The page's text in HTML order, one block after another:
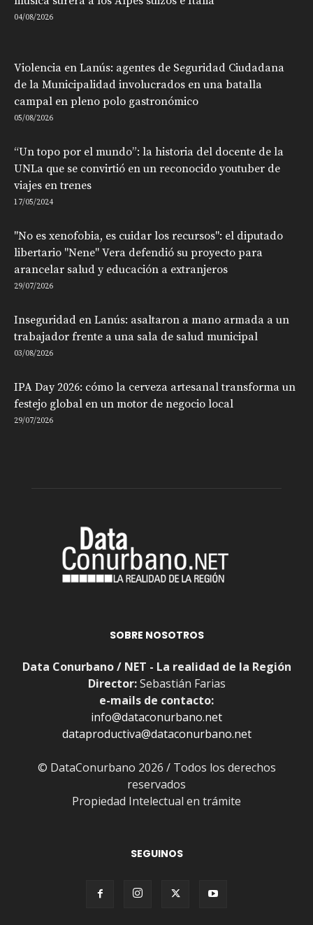
04/08/2026
Violencia en Lanús: agentes de Seguridad Ciudadana
de la Municipalidad involucrados en una batalla
campal en pleno polo gastronómico
05/08/2026
“Un topo por el mundo”: la historia del docente de la
UNLa que se convirtió en un reconocido youtuber de
viajes en trenes
17/05/2024
"No es xenofobia, es cuidar los recursos": el diputado
libertario "Nene" Vera defendió su proyecto para
arancelar salud y educación a extranjeros
29/07/2026
Inseguridad en Lanús: asaltaron a mano armada a un
trabajador frente a una sala de salud municipal
03/08/2026
IPA Day 2026: cómo la cerveza artesanal transforma un
festejo global en un motor de negocio local
29/07/2026
SOBRE NOSOTROS
Data Conurbano / NET - La realidad de la Región
Director:Sebastián Farias
e-mails de contacto:
info@dataconurbano.net
dataproductiva@dataconurbano.net
© DataConurbano 2026 / Todos los derechos
reservados
Propiedad Intelectual en trámite
SEGUINOS